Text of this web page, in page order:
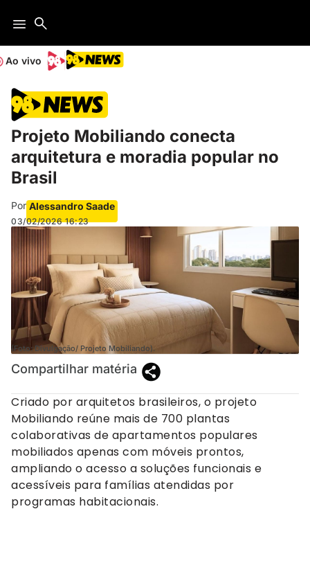
Ao vivo
Projeto Mobiliando conecta
arquitetura e moradia popular no
Brasil
Por Alessandro Saade
03/02/2026 16:23
(Foto: Divulgação/ Projeto Mobiliando).
Compartilhar matéria
Criado por arquitetos brasileiros, o projeto
Mobiliando reúne mais de 700 plantas
colaborativas de apartamentos populares
mobiliados apenas com móveis prontos,
ampliando o acesso a soluções funcionais e
acessíveis para famílias atendidas por
programas habitacionais.